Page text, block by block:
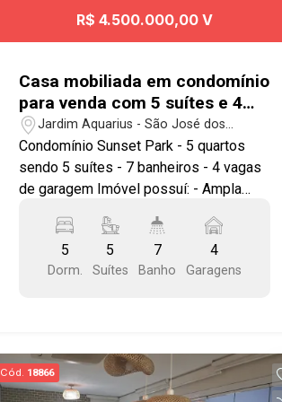
R$ 4.500.000,00 V
Casa mobiliada em condomínio
para venda com 5 suítes e 4
vagas de garagem - 460m² -
Jardim Aquarius
Jardim Aquarius - São José dos
Campos/SP
Condomínio Sunset Park - 5 quartos
sendo 5 suítes - 7 banheiros - 4 vagas
de garagem Imóvel possuí: - Ampla
1 Suíte Master com banheira - 3 suítes
amplas - 1 Suíte extra externo
(escritório, atelier, academia...) - Área
Aquarius está localizado na região
centro-oeste de São José dos
5
Dorm.
5
Suítes
7
Banho
4
Garagens
Cód. 18866